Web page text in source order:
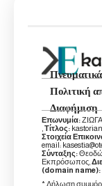
Πολιτική
Διαφήμιση
Επωνυμία:
Τίτλος:
Στοιχεία
email:
Σύνταξης:
Εκπρόσωπος,
(domain name):
* Δήλωση